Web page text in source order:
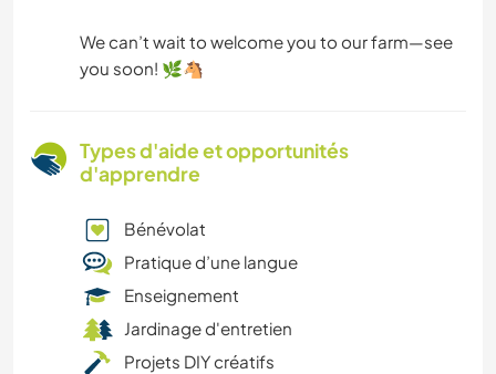
We can’t wait to welcome you to our farm—see
you soon! 🌿🐴
Types d'aide et opportunités
d'apprendre
Bénévolat
Pratique d’une langue
Enseignement
Jardinage d'entretien
Projets DIY créatifs